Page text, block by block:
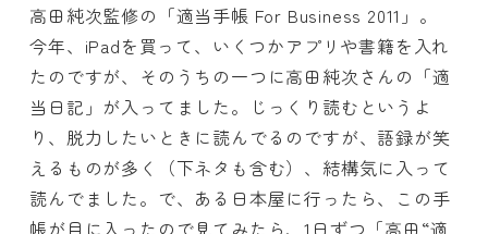
高田純次監修の「適当手帳 For Business 2011」。
今年、iPadを買って、いくつかアプリや書籍を入れ
たのですが、そのうちの一つに高田純次さんの「適
当日記」が入ってました。じっくり読むというよ
り、脱力したいときに読んでるのですが、語録が笑
えるものが多く（下ネタも含む）、結構気に入って
読んでました。で、ある日本屋に行ったら、この手
帳が目に入ったので見てみたら、1日ずつ「高田“適